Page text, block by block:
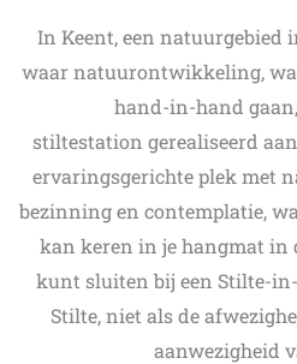
In Keent, een natuurgebied
waar natuurontwikkeling,
hand-in-hand
stiltestation gerealiseerd
ervaringsgerichte plek met
bezinning en contemplatie,
kan keren in je hangmat in
kunt sluiten bij een Stilte-
Stilte, niet als de
aanwezigheid